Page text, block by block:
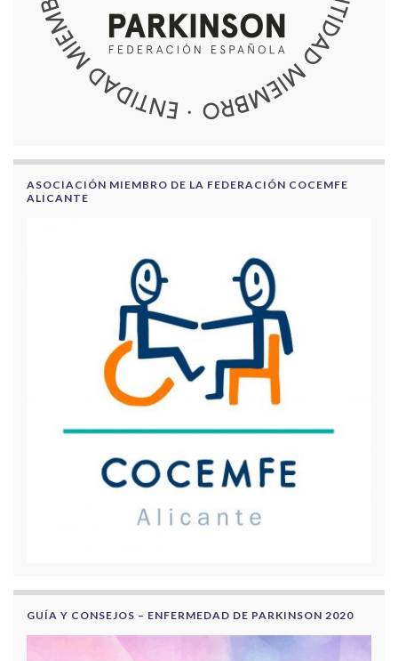
ASOCIACIÓN MIEMBRO DE LA FEDERACIÓN COCEMFE
ALICANTE
GUÍA Y CONSEJOS – ENFERMEDAD DE PARKINSON 2020